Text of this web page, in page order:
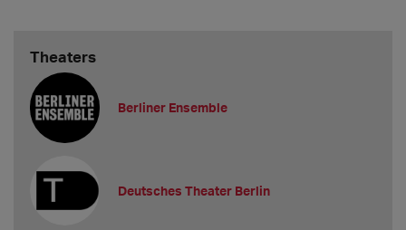
Theaters
Berliner Ensemble
Deutsches Theater Berlin